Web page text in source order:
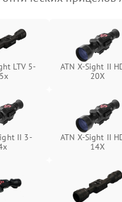
LTV 5-
ATN X-Sight II
20X
II 3-
ATN X-Sight II
14X